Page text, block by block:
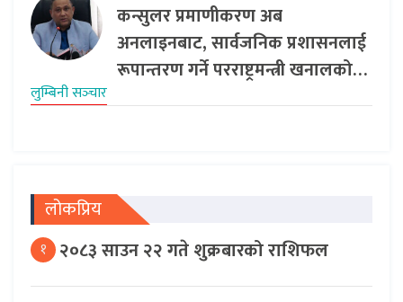
कन्सुलर प्रमाणीकरण अब
अनलाइनबाट, सार्वजनिक प्रशासनलाई
रूपान्तरण गर्ने परराष्ट्रमन्त्री खनालको…
लुम्बिनी सञ्‍चार
लोकप्रिय
१ २०८३ साउन २२ गते शुक्रबारको राशिफल